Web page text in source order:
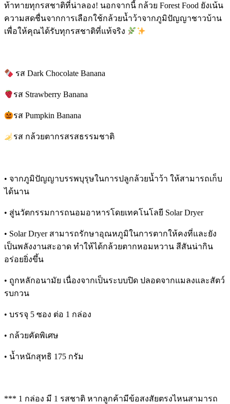
ท้าทายทุกรสชาติที่น่าลอง! นอกจากนี้ กล้วย Forest Food ยังเน้น
ความสดชื่นจากการเลือกใช้กล้วยน้ำว้าจากภูมิปัญญาชาวบ้าน
เพื่อให้คุณได้รับทุกรสชาติที่แท้จริง
รส Dark Chocolate Banana
รส Strawberry Banana
รส Pumpkin Banana
รส กล้วยตากรสรสธรรมชาติ
• จากภูมิปัญญาบรรพบุรุษในการปลูกล้วยน้ำว้า ให้สามารถเก็บ
ได้นาน
• สู่นวัตกรรมการถนอมอาหารโดยเทคโนโลยี Solar Dryer
• Solar Dryer สามารถรักษาอุณหภูมิในการตากให้คงที่และยัง
เป็นพลังงานสะอาด ทำให้ได้กล้วยตากหอมหวาน สีสันน่ากิน
อร่อยยิ่งขึ้น
• ถูกหลักอนามัย เนื่องจากเป็นระบบปิด ปลอดจากแมลงและสัตว์
รบกวน
• บรรจุ 5 ซอง ต่อ 1 กล่อง
• กล้วยคัดพิเศษ
• น้ำหนักสุทธิ 175 กรัม
*** 1 กล่อง มี 1 รสชาติ หากลูกค้ามีข้อสงสัยตรงไหนสามารถ